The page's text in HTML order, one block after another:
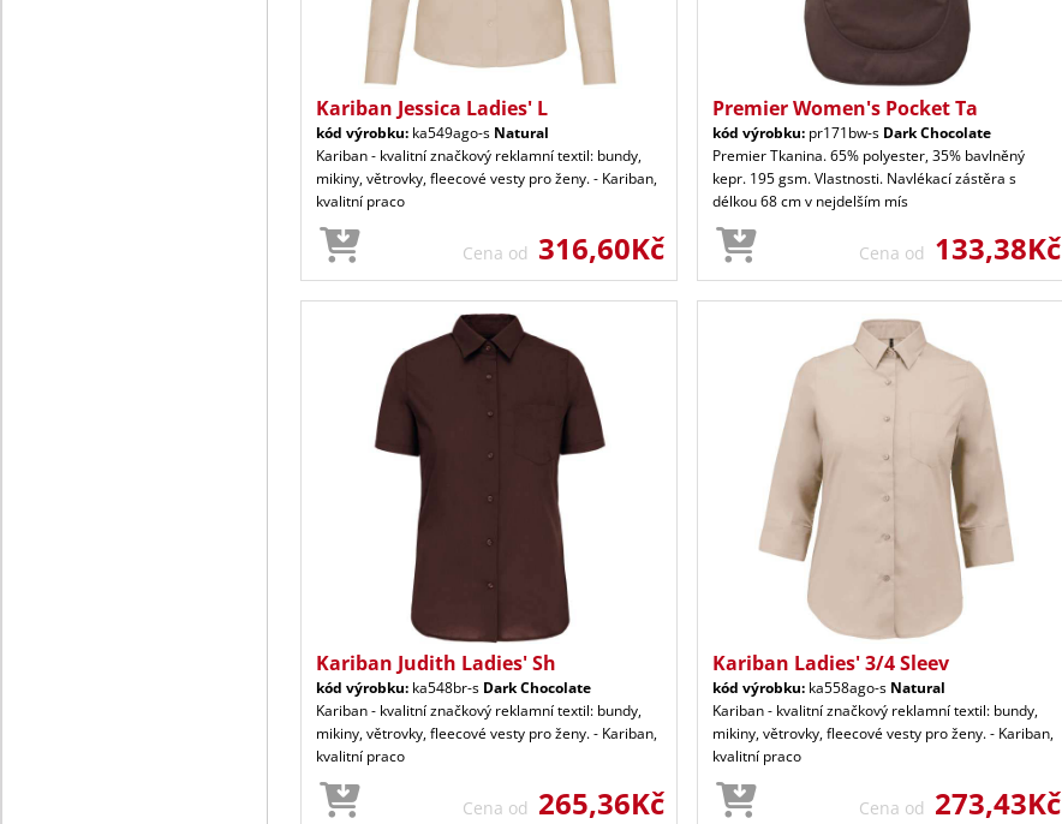
Kariban Jessica Ladies' L
kód výrobku: ka549ago-s Natural
Kariban - kvalitní značkový reklamní textil: bundy,
mikiny, větrovky, fleecové vesty pro ženy. - Kariban,
kvalitní praco
Cena od 316,60Kč
Premier Women's Pocket Ta
kód výrobku: pr171bw-s Dark Chocolate
Premier Tkanina. 65% polyester, 35% bavlněný
kepr. 195 gsm. Vlastnosti. Navlékací zástěra s
délkou 68 cm v nejdelším mís
Cena od 133,38Kč
Kariban Judith Ladies' Sh
kód výrobku: ka548br-s Dark Chocolate
Kariban - kvalitní značkový reklamní textil: bundy,
mikiny, větrovky, fleecové vesty pro ženy. - Kariban,
kvalitní praco
Cena od 265,36Kč
Kariban Ladies' 3/4 Sleev
kód výrobku: ka558ago-s Natural
Kariban - kvalitní značkový reklamní textil: bundy,
mikiny, větrovky, fleecové vesty pro ženy. - Kariban,
kvalitní praco
Cena od 273,43Kč